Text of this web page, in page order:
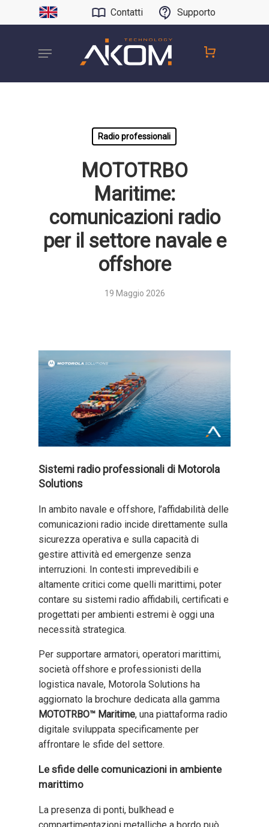
Contatti Supporto
Radio professionali
MOTOTRBO
Maritime:
comunicazioni radio
per il settore navale e
offshore
19 Maggio 2026
Sistemi radio professionali di Motorola
Solutions
In ambito navale e offshore, l’affidabilità delle
comunicazioni radio incide direttamente sulla
sicurezza operativa e sulla capacità di
gestire attività ed emergenze senza
interruzioni. In contesti imprevedibili e
altamente critici come quelli marittimi, poter
contare su sistemi radio affidabili, certificati e
progettati per ambienti estremi è oggi una
necessità strategica.
Per supportare armatori, operatori marittimi,
società offshore e professionisti della
logistica navale, Motorola Solutions ha
aggiornato la brochure dedicata alla gamma
MOTOTRBO™ Maritime, una piattaforma radio
digitale sviluppata specificamente per
affrontare le sfide del settore.
Le sfide delle comunicazioni in ambiente
marittimo
La presenza di ponti, bulkhead e